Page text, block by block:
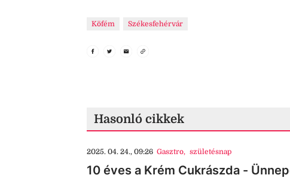
Köfém Székesfehérvár
Hasonló cikkek
2025. 04. 24., 09:26 Gasztro, születésnap
10 éves a Krém Cukrászda -